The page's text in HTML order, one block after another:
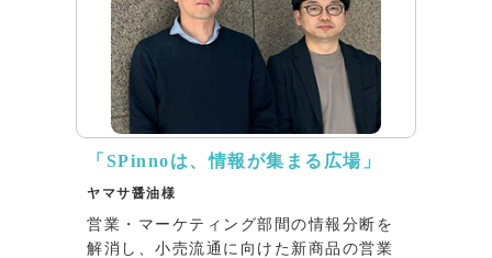
「SPinnoは、情報が集まる広場」
ヤマサ醤油様
営業・マーケティング部間の情報分断を
解消し、小売流通に向けた新商品の営業